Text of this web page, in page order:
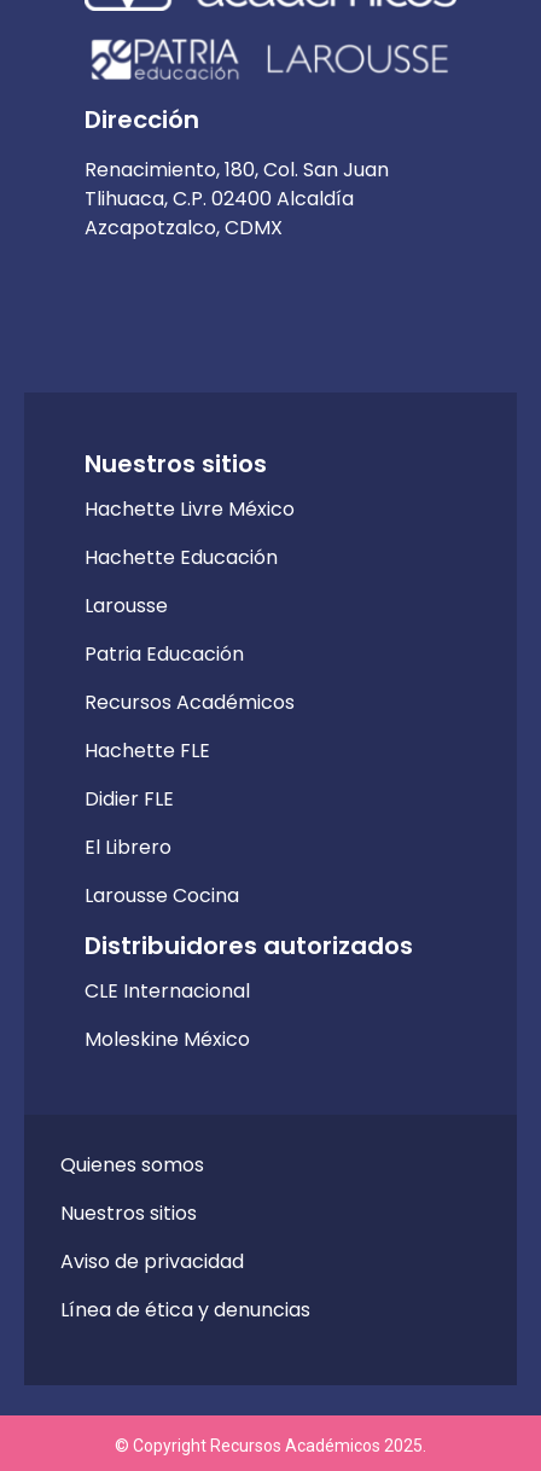
Dirección
Renacimiento, 180, Col. San Juan
Tlihuaca, C.P. 02400 Alcaldía
Azcapotzalco, CDMX
Nuestros sitios
Hachette Livre México
Hachette Educación
Larousse
Patria Educación
Recursos Académicos
Hachette FLE
Didier FLE
El Librero
Larousse Cocina
Distribuidores autorizados
CLE Internacional
Moleskine México
Quienes somos
Nuestros sitios
Aviso de privacidad
Línea de ética y denuncias
© Copyright Recursos Académicos 2025.